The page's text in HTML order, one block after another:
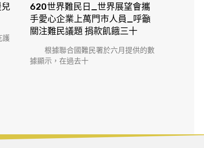
護
620世界難民日_世界展望會攜
手愛心企業上萬門市人員_呼籲
關注難民議題 捐款飢餓三十
根據聯合國難民署於六月提供的數
據顯示，在過去十